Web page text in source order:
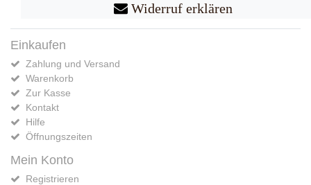
Widerruf erklären
Einkaufen
Zahlung und Versand
Warenkorb
Zur Kasse
Kontakt
Hilfe
Öffnungszeiten
Mein Konto
Registrieren